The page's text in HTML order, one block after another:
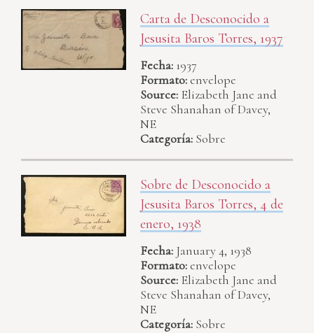
Carta de Desconocido a
Jesusita Baros Torres, 1937
Fecha: 1937
Formato:envelope
Source: Elizabeth Jane and
Steve Shanahan of Davey,
NE
Categoría: Sobre
Sobre de Desconocido a
Jesusita Baros Torres, 4 de
enero, 1938
Fecha: January 4, 1938
Formato:envelope
Source: Elizabeth Jane and
Steve Shanahan of Davey,
NE
Categoría: Sobre